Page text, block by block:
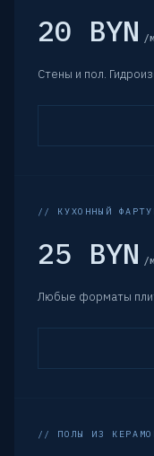
20 BYN /
Стены и пол.
// КУХОННЫЙ
25 BYN /
Любые форматы
// ПОЛЫ ИЗ